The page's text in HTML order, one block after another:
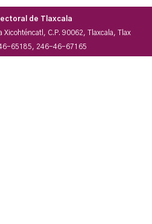
de Tlaxcala
Xicohténcatl, C.P. 90062, Tlaxcala, Tlax
65185, 246-46-67165